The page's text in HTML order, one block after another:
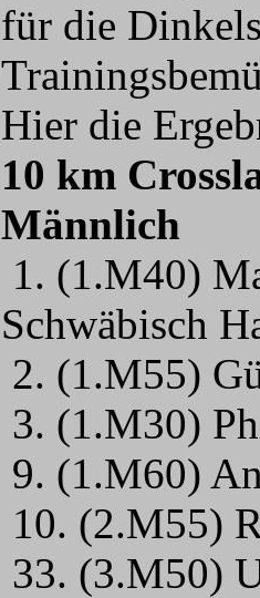
für die
Hier die
10 km
1. (1.M40)
Schwäbisch
2. (1.M55)
3. (1.M30)
9. (1.M60)
10. (2.M55)
33. (3.M50)